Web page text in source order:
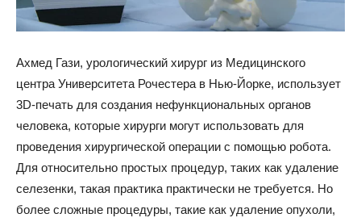
Ахмед Гази, урологический хирург из Медицинского
центра Университета Рочестера в Нью-Йорке, использует
3D-печать для создания нефункциональных органов
человека, которые хирурги могут использовать для
проведения хирургической операции с помощью робота.
Для относительно простых процедур, таких как удаление
селезенки, такая практика практически не требуется. Но
более сложные процедуры, такие как удаление опухоли,